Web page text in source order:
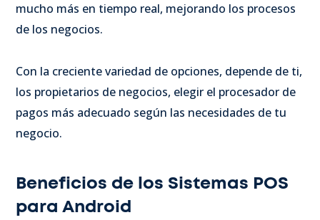
mucho más en tiempo real, mejorando los procesos
de los negocios.
Con la creciente variedad de opciones, depende de ti,
los propietarios de negocios, elegir el procesador de
pagos más adecuado según las necesidades de tu
negocio.
Beneficios de los Sistemas POS
para Android